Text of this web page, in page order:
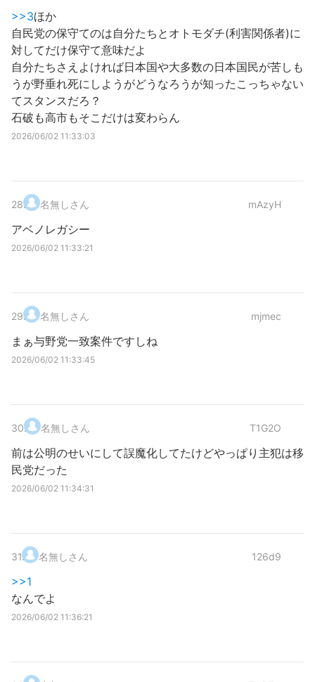
>>3ほか
自民党の保守てのは自分たちとオトモダチ(利害関係者)に
対してだけ保守て意味だよ
自分たちさえよければ日本国や大多数の日本国民が苦しも
うが野垂れ死にしようがどうなろうが知ったこっちゃない
てスタンスだろ？
石破も高市もそこだけは変わらん
2026/06/02 11:33:03
28. 名無しさん mAzyH
アベノレガシー
2026/06/02 11:33:21
29. 名無しさん mjmec
まぁ与野党一致案件ですしね
2026/06/02 11:33:45
30. 名無しさん T1G2O
前は公明のせいにして誤魔化してたけどやっぱり主犯は移
民党だった
2026/06/02 11:34:31
31. 名無しさん 126d9
>>1
なんでよ
2026/06/02 11:36:21